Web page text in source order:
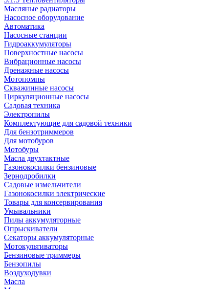
Масляные радиаторы
Насосное оборудование
Автоматика
Насосные станции
Гидроаккумуляторы
Поверхностные насосы
Вибрационные насосы
Дренажные насосы
Мотопомпы
Скважинные насосы
Циркуляционные насосы
Садовая техника
Электропилы
Комплектующие для садовой техники
Для бензотриммеров
Для мотобуров
Мотобуры
Масла двухтактные
Газонокосилки бензиновые
Зернодробилки
Садовые измельчители
Газонокосилки электрические
Товары для консервирования
Умывальники
Пилы аккумуляторные
Опрыскиватели
Секаторы аккумуляторные
Мотокультиваторы
Бензиновые триммеры
Бензопилы
Воздуходувки
Масла